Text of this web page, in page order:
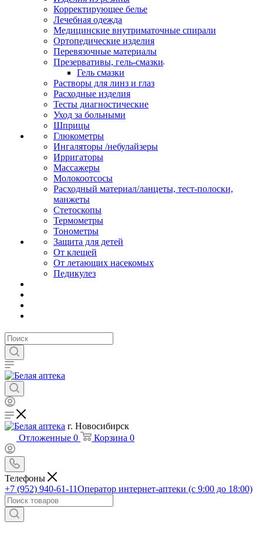
Корректирующее белье
Лечебная одежда
Медицинские внутриматочные спирали
Ортопедические изделия
Перевязочные материалы
Презервативы, гель-смазки
Гель смазки
Растворы для линз и глаз
Расходные изделия
Тесты диагностические
Уход за больными
Шприцы
Глюкометры
Ингаляторы /небулайзеры
Ирригаторы
Массажеры
Молокоотсосы
Расходный материал/ланцеты, тест-полоски,
манжеты
Стетоскопы
Термометры
Тонометры
Защита для детей
От клещей
От летающих насекомых
Педикулез
г. Новосибирск
Отложенные 0 Корзина 0
Телефоны
+7 (952) 940-61-11Оператор интернет-аптеки (с 9:00 до 18:00)